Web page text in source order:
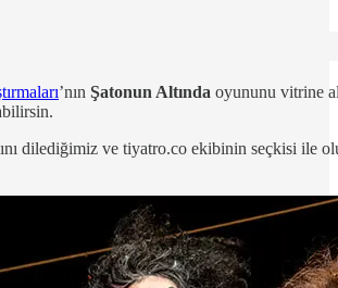
’nın Şatonun Altında oyununu vitrine
dilediğimiz ve tiyatro.co ekibinin seçkisi ile